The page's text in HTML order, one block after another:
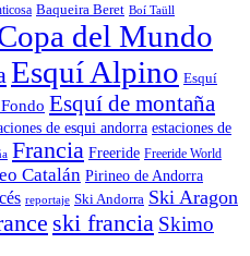
Baqueira Beret Boí Taüll
del Mundo
Esquí Alpino Esquí
Esquí de montaña
de esqui andorra estaciones de
Francia Freeride Freeride World
Catalán Pirineo de Andorra
reportaje Ski Andorra Ski Aragon
ski francia Skimo